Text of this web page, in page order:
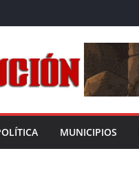
MUNICIPIOS